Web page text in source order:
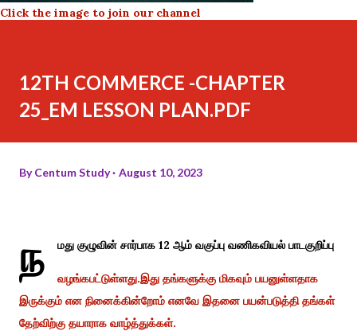
Click the image to join our channel
12TH COMMERCE -CHAPTER
25_EM LESSON PLAN.PDF
ByCentum Study August 10, 2023
ந மது குழுவின் சார்பாக 12 ஆம் வகுப்பு வணிகவியல் பாடகுறிப்பு
வழங்கபட்டுள்ளது.இது தங்களுக்கு மிகவும் பயனுள்ளதாக
இருக்கும் என நினைக்கின்றோம் எனவே இதனை பயன்படுத்தி தங்கள்
தேற்விற்கு தயாராக வாழ்த்துக்கள்.